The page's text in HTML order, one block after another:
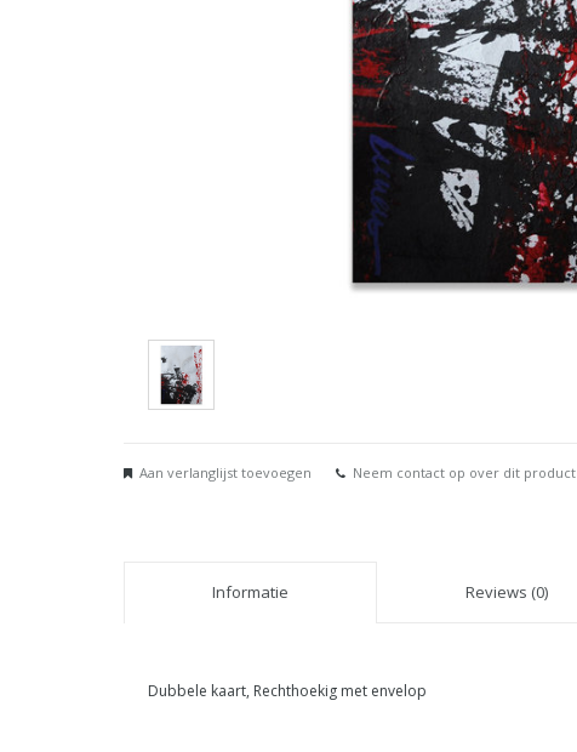
Aan verlanglijst toevoegen Neem contact op over dit product
Informatie Reviews (0)
Dubbele kaart, Rechthoekig met envelop